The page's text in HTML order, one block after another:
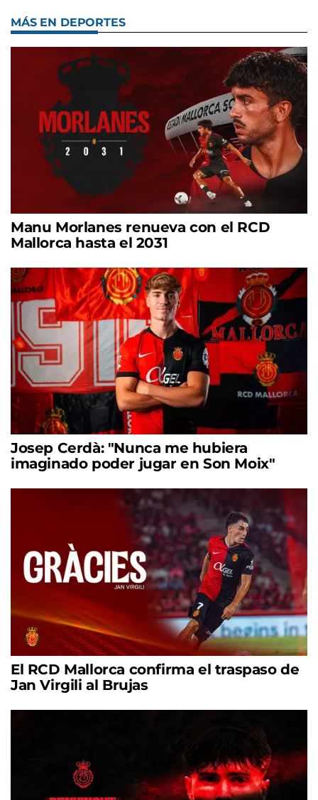
MÁS EN DEPORTES
Manu Morlanes renueva con el RCD
Mallorca hasta el 2031
Josep Cerdà: "Nunca me hubiera
imaginado poder jugar en Son Moix"
El RCD Mallorca confirma el traspaso de
Jan Virgili al Brujas